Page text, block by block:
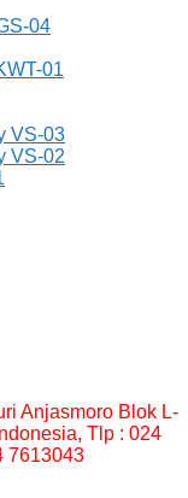
04
01
VS-03
VS-02
Anjasmoro Blok L-
Tlp : 024
7613043